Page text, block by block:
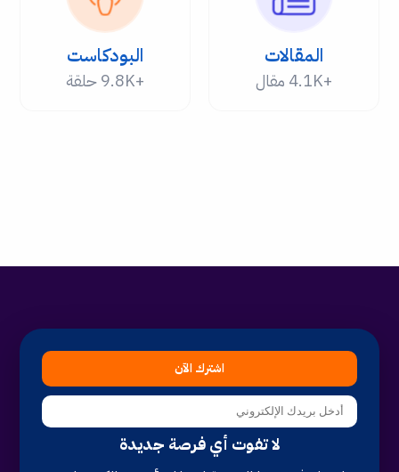
المقالات
+4.1K مقال
البودكاست
+9.8K حلقة
اشترك الآن
لا تفوت أي فرصة جديدة